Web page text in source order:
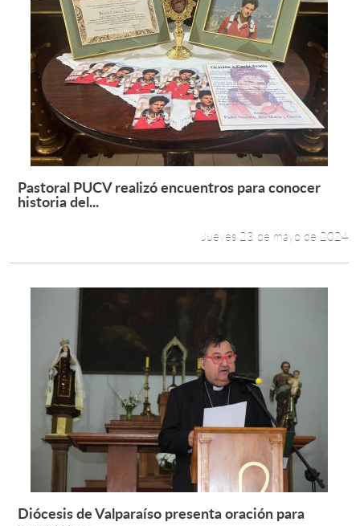
Leer más +
Pastoral PUCV realizó encuentros para conocer
historia del...
Jueves 23 de mayo de 2024
Diócesis de Valparaíso presenta oración para